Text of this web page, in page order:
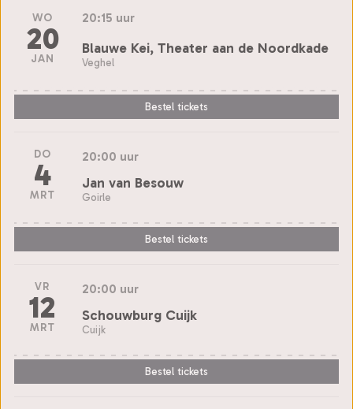
WO
20
JAN
20:15 uur
Blauwe Kei, Theater aan de Noordkade
Veghel
Bestel tickets
DO
4
MRT
20:00 uur
Jan van Besouw
Goirle
Bestel tickets
VR
12
MRT
20:00 uur
Schouwburg Cuijk
Cuijk
Bestel tickets